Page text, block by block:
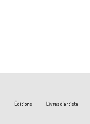
Éditions Livres d’artiste